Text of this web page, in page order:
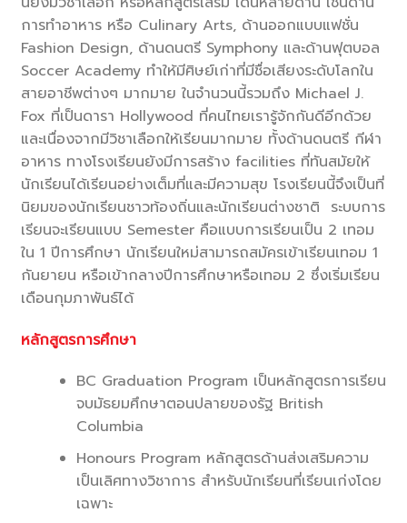
การทำอาหาร หรือ Culinary Arts, ด้านออกแบบแฟชั่น
Fashion Design, ด้านดนตรี Symphony และด้านฟุตบอล
Soccer Academy ทำให้มีศิษย์เก่าที่มีชื่อเสียงระดับโลกใน
สายอาชีพต่างๆ มากมาย ในจำนวนนี้รวมถึง Michael J.
Fox ที่เป็นดารา Hollywood ที่คนไทยเรารู้จักกันดีอีกด้วย
และเนื่องจากมีวิชาเลือกให้เรียนมากมาย ทั้งด้านดนตรี กีฬา
อาหาร ทางโรงเรียนยังมีการสร้าง facilities ที่ทันสมัยให้
นักเรียนได้เรียนอย่างเต็มที่และมีความสุข โรงเรียนนี้จึงเป็นที่
นิยมของนักเรียนชาวท้องถิ่นและนักเรียนต่างชาติ ระบบการ
เรียนจะเรียนแบบ Semester คือแบบการเรียนเป็น 2 เทอม
ใน 1 ปีการศึกษา นักเรียนใหม่สามารถสมัครเข้าเรียนเทอม 1
กันยายน หรือเข้ากลางปีการศึกษาหรือเทอม 2 ซึ่งเริ่มเรียน
เดือนกุมภาพันธ์ได้
หลักสูตรการศึกษา
BC Graduation Program เป็นหลักสูตรการเรียน
จบมัธยมศึกษาตอนปลายของรัฐ British
Columbia
Honours Program หลักสูตรด้านส่งเสริมความ
เป็นเลิศทางวิชาการ สำหรับนักเรียนที่เรียนเก่งโดย
เฉพาะ